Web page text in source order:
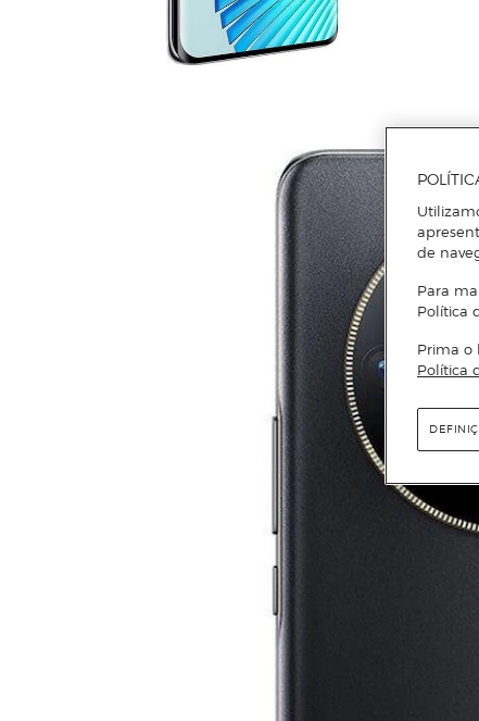
de
Para
Política
Prima o
Política